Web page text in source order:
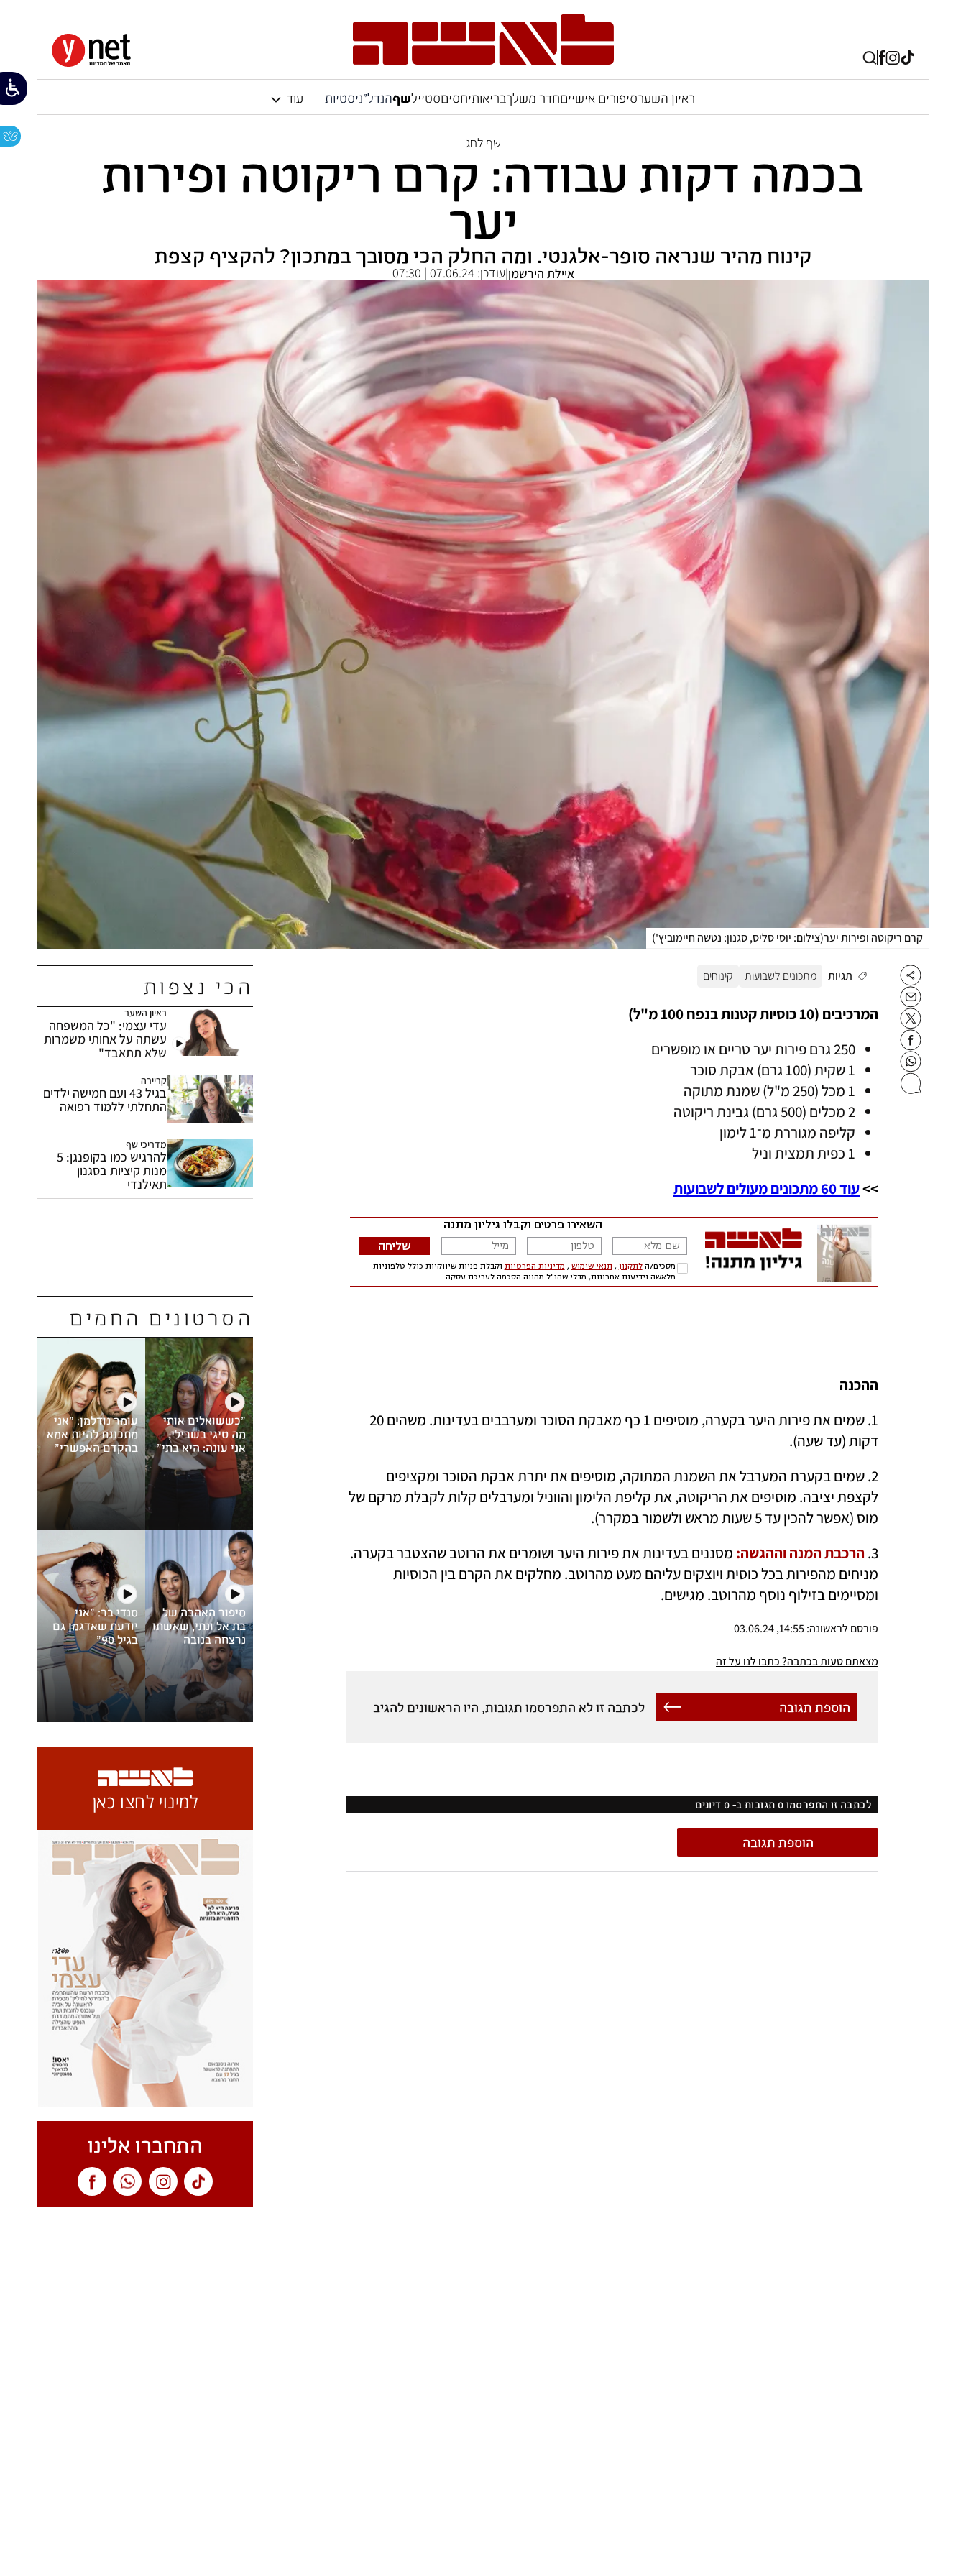
ראיון השערסיפורים אישייםחדר משלךבריאותיחסיםסטיילשףהנדל"ניסטיות עוד
קרם ריקוטה ופירות יער(צילום: יוסי סליס, סגנון: נטשה חיימוביץ')
שף לחג
בכמה דקות עבודה: קרם ריקוטה ופירות
יער
קינוח מהיר שנראה סופר-אלגנטי. ומה החלק הכי מסובך במתכון? להקציף קצפת
איילת הירשמן|עודכן: 07.06.24 | 07:30
הכי נצפות
ראיון השער
עדי עצמי: "כל המשפחה
עשתה על אחותי משמרות
שלא תתאבד"
קריירה
בגיל 43 ועם חמישה ילדים
התחלתי ללמוד רפואה
מדריכי שף
להרגיש כמו בקופנגן: 5
מנות קיציות בסגנון
תאילנדי
הסרטונים החמים
"כששואלים אותי
מה טיגי בשבילי,
אני עונה: היא בתי"
עומר נודלמן: "אני
מתכננת להיות אמא
בהקדם האפשרי"
סיפור האהבה של
בת אל ונתי, שאשתו
נרצחה בנובה
סנדי בר: "אני
יודעת שאדגמן גם
בגיל 90"
תגיות מתכונים לשבועות קינוחים
המרכיבים (10 כוסיות קטנות בנפח 100 מ"ל)
250 גרם פירות יער טריים או מופשרים
1 שקית (100 גרם) אבקת סוכר
1 מכל (250 מ"ל) שמנת מתוקה
2 מכלים (500 גרם) גבינת ריקוטה
קליפה מגוררת מ־1 לימון
1 כפית תמצית וניל
>> עוד 60 מתכונים מעולים לשבועות
ההכנה
דקות (עד שעה).
מוס (אפשר להכין עד 5 שעות מראש ולשמור במקרר).
3. הרכבת המנה וההגשה:
ומסיימים בזילוף נוסף מהרוטב. מגישים.
פורסם לראשונה: 14:55, 03.06.24
מצאתם טעות בכתבה? כתבו לנו על זה
לכתבה זו לא התפרסמו תגובות, היו הראשונים להגיב הוספת תגובה
לכתבה זו התפרסמו 0 תגובות ב- 0 דיונים
הוספת תגובה